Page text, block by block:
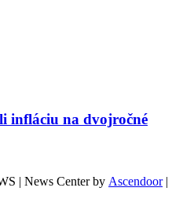
infláciu na dvojročné
| News Center by Ascendoor|